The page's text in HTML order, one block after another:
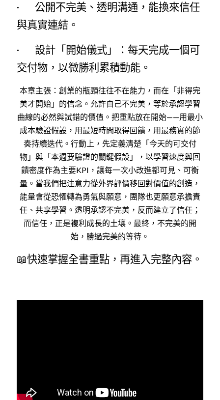
·        公開不完美、透明溝通，能換來信任
與真實連結。
·        設計「開始儀式」：每天完成一個可
交付物，以微勝利累積動能。
本章主張：創業的瓶頸往往不在能力，而在「非得完
美才開始」的信念。允許自己不完美，等於承認學習
曲線的必然與試錯的價值。把重點放在開始——用最小
成本驗證假設，用最短時間取得回饋，用最務實的節
奏持續迭代。行動上，先定義清楚「今天的可交付
物」與「本週要驗證的關鍵假設」，以學習速度與回
饋密度作為主要KPI，讓每一次小改進都可見、可衡
量。當我們把注意力從外界評價移回對價值的創造，
能量會從恐懼轉為勇氣與願意，團隊也更願意承擔責
任、共享學習。透明承認不完美，反而建立了信任；
而信任，正是複利成長的土壤。最終，不完美的開
始，勝過完美的等待。
📖快速掌握全書重點，再進入完整內容。